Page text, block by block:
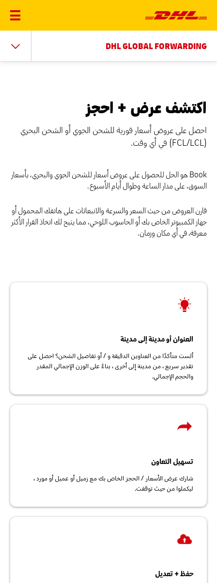
DHL GLOBAL FORWARDING
اكتشف عرض + احجز
احصل على عروض أسعار فورية للشحن الجوي أو الشحن البحري
(FCL/LCL) في أي وقت.
Book هو الحل للحصول على عروض أسعار للشحن الجوي والبحري، بأسعار
السوق، على مدار الساعة وطوال أيام الأسبوع.
قارن العروض من حيث السعر والسرعة والانبعاثات على هاتفك المحمول أو
جهاز الكمبيوتر الخاص بك أو الحاسوب اللوحي، مما يتيح لك اتخاذ القرار الأكثر
معرفة، في أي مكان وزمان.
العنوان أو مدينة إلى مدينة
ألست متأكدًا من العناوين الدقيقة و / أو تفاصيل الشحن؟ احصل على
تقدير سريع ، من مدينة إلى أخرى ، بناءً على الوزن الإجمالي المقدر
والحجم الإجمالي.
تسهيل التعاون
شارك عرض الأسعار / الحجز الخاص بك مع زميل أو عميل أو مورد ،
ليكملوا من حيث توقفت.
حفظ + تعديل